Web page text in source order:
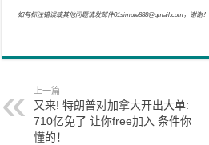
如有标注错误或其他问题请发邮件01simple888@gmail.com，谢谢！
上一篇
又来! 特朗普对加拿大开出大单:
710亿免了 让你free加入 条件你
懂的！